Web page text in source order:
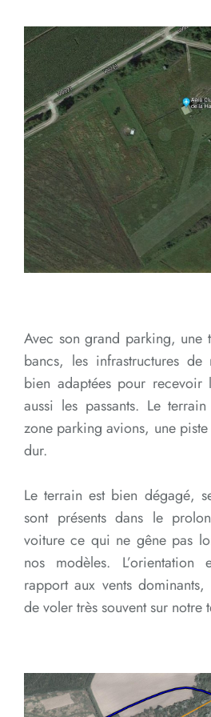
Avec son grand parking, une
bancs, les infrastructures
bien adaptées pour recevoir
aussi les passants. Le
zone parking avions, une
dur.
Le terrain est bien dégagé,
sont présents dans le
voiture ce qui ne gêne pas
nos modèles.
rapport aux vents
de voler très souvent sur notre